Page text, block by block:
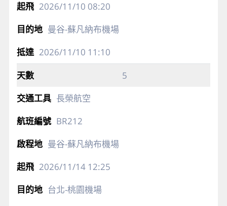
2026/11/10 08:20
曼谷-蘇凡納布機場
2026/11/10 11:10
5
長榮航空
BR212
曼谷-蘇凡納布機場
2026/11/1412:25
台北-桃園機場